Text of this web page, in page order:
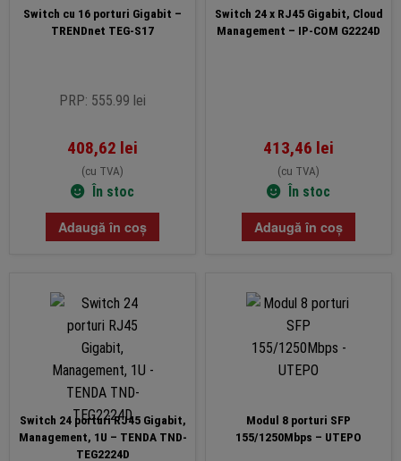
Switch cu 16 porturi Gigabit –
TRENDnet TEG-S17
PRP: 555.99 lei
408,62 lei
(cu TVA)
În stoc
Adaugă în coș
Switch 24 x RJ45 Gigabit, Cloud
Management – IP-COM G2224D
413,46 lei
(cu TVA)
În stoc
Adaugă în coș
Switch 24 porturi RJ45 Gigabit,
Management, 1U – TENDA TND-
TEG2224D
Modul 8 porturi SFP
155/1250Mbps – UTEPO